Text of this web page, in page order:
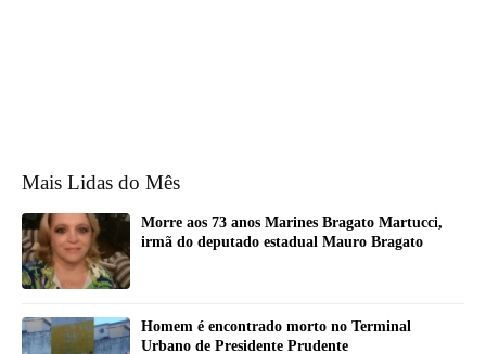
Mais Lidas do Mês
Morre aos 73 anos Marines Bragato Martucci,
irmã do deputado estadual Mauro Bragato
Homem é encontrado morto no Terminal
Urbano de Presidente Prudente